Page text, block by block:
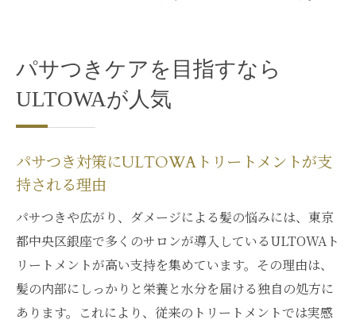
パサつきケアを目指すなら
ULTOWAが人気
パサつき対策にULTOWAトリートメントが支
持される理由
パサつきや広がり、ダメージによる髪の悩みには、東京
都中央区銀座で多くのサロンが導入しているULTOWAト
リートメントが高い支持を集めています。その理由は、
髪の内部にしっかりと栄養と水分を届ける独自の処方に
あります。これにより、従来のトリートメントでは実感